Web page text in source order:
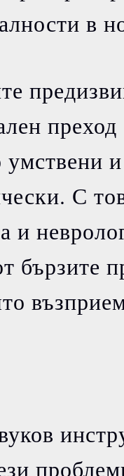
в
умствени
С
и
бързите